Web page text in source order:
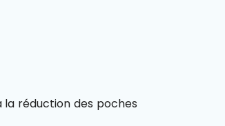
la réduction des poches